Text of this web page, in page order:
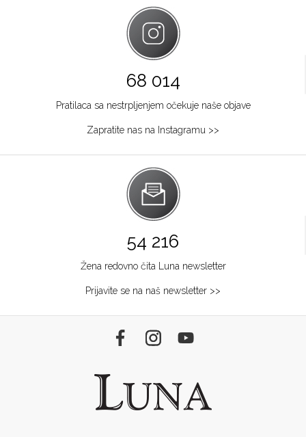
68 014
Pratilaca sa nestrpljenjem očekuje naše objave
Zapratite nas na Instagramu >>
54 216
Žena redovno čita Luna newsletter
Prijavite se na naš newsletter >>